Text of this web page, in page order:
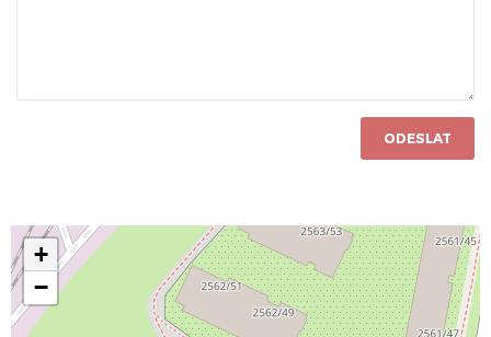
ODESLAT
+
−